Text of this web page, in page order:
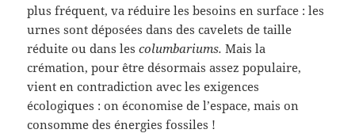
plus fréquent, va réduire les besoins en surface : les
urnes sont déposées dans des cavelets de taille
réduite ou dans lescolumbariums. Mais la
crémation, pour être désormais assez populaire,
vient en contradiction avec les exigences
écologiques : on économise de l’espace, mais on
consomme des énergies fossiles !